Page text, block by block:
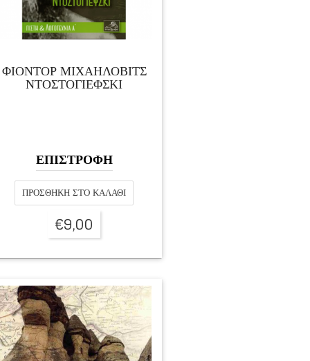
ΦΙΟΝΤΟΡ ΜΙΧΑΗΛΟΒΙΤΣ
ΝΤΟΣΤΟΓΙΕΦΣΚΙ
ΕΠΙΣΤΡΟΦΗ
ΠΡΟΣΘΉΚΗ ΣΤΟ ΚΑΛΆΘΙ
€9,00